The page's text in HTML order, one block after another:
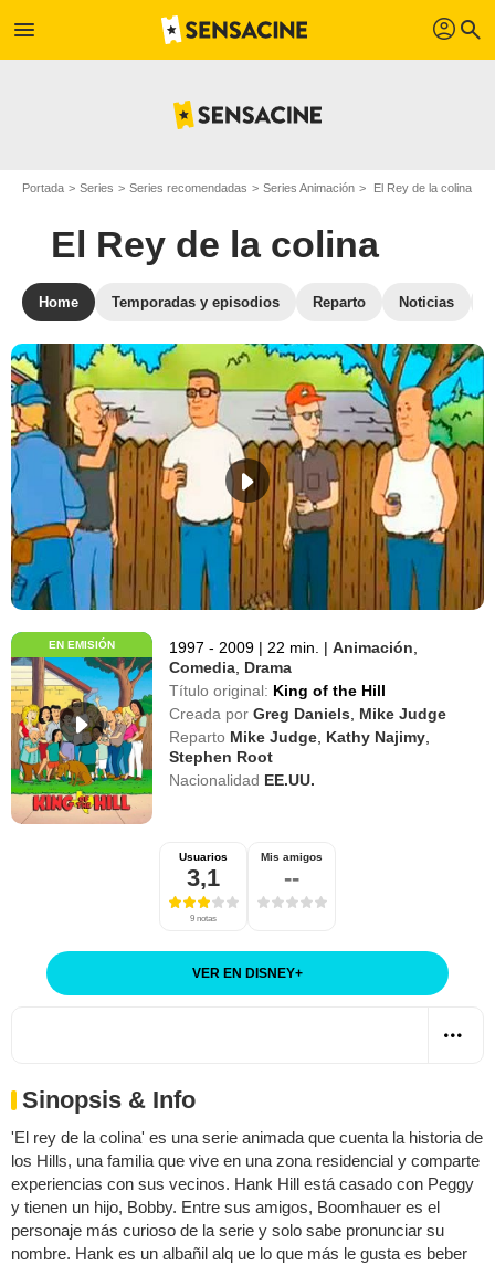
menu profil search
Portada Series Series recomendadas Series Animación El Rey de la colina
El Rey de la colina
Home Temporadas y episodios Reparto Noticias
EN EMISIÓN 1997 - 2009 | 22 min. | Animación
Comedia Drama
Título original: King of the Hill
Creada por Greg Daniels
Mike Judge
Reparto Mike Judge Kathy Najimy
Stephen Root
Nacionalidad EE.UU.
Usuarios
3,1
9 notas
Mis amigos
--
VER EN DISNEY+
Sinopsis & Info
'El rey de la colina' es una serie animada que cuenta la historia de
los Hills, una familia que vive en una zona residencial y comparte
experiencias con sus vecinos. Hank Hill está casado con Peggy
y tienen un hijo, Bobby. Entre sus amigos, Boomhauer es el
personaje más curioso de la serie y solo sabe pronunciar su
nombre. Hank es un albañil alq ue lo que más le gusta es beber